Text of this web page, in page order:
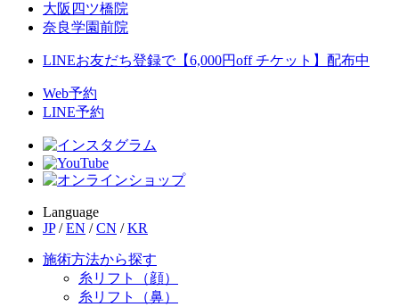
大阪四ツ橋院
奈良学園前院
LINEお友だち登録で【6,000円off チケット】配布中
Web予約
LINE予約
Language
JP / EN / CN / KR
施術方法から探す
糸リフト（顔）
糸リフト（鼻）